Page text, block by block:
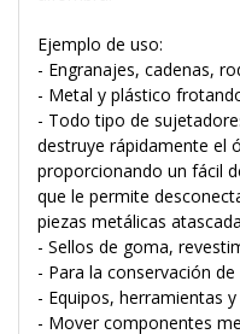
Ejemplo de uso:
- Engranajes, cadenas,
- Metal y plástico
- Todo tipo de
destruye rápidamente el
proporcionando un fácil
que le permite
piezas metálicas
- Sellos de goma,
- Para la conservación
- Equipos, herramientas
- Mover componentes